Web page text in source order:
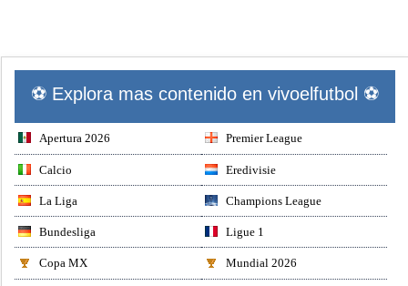
⚽ Explora mas contenido en vivoelfutbol ⚽
Apertura 2026 Premier League
Calcio Eredivisie
La Liga Champions League
Bundesliga Ligue 1
Copa MX Mundial 2026